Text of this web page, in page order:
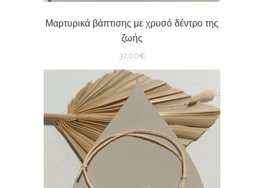
Μαρτυρικά βάπτισης με χρυσό δέντρο της
ζωής
37,00€